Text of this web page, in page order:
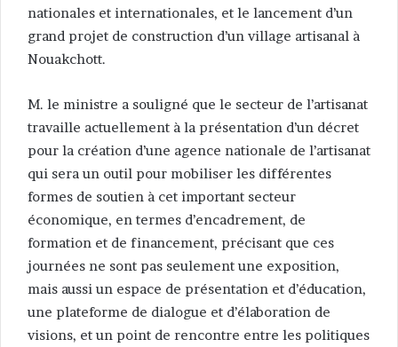
nationales et internationales, et le lancement d’un
grand projet de construction d’un village artisanal à
Nouakchott.
M. le ministre a souligné que le secteur de l’artisanat
travaille actuellement à la présentation d’un décret
pour la création d’une agence nationale de l’artisanat
qui sera un outil pour mobiliser les différentes
formes de soutien à cet important secteur
économique, en termes d’encadrement, de
formation et de financement, précisant que ces
journées ne sont pas seulement une exposition,
mais aussi un espace de présentation et d’éducation,
une plateforme de dialogue et d’élaboration de
visions, et un point de rencontre entre les politiques